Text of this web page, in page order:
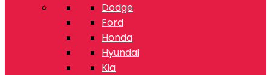
Dodge
Ford
Honda
Hyundai
Kia